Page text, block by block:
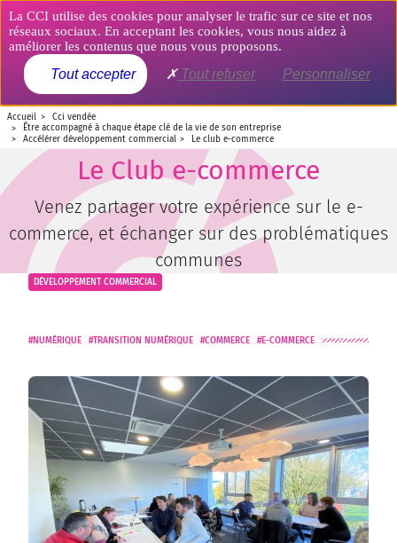
Aller
au
contenu
principal
MENU
accueil
cci vendée
être accompagné à chaque étape clé de la vie de son entreprise
accélérer développement commercial
le club e-commerce
Le Club e-commerce
Venez partager votre expérience sur le e-
commerce, et échanger sur des problématiques
communes
DÉVELOPPEMENT COMMERCIAL
NUMÉRIQUE TRANSITION NUMÉRIQUE COMMERCE E-COMMERCE
Panneau de gestion des cookies
La CCI utilise des cookies pour analyser le trafic sur ce site et nos
réseaux sociaux. En acceptant les cookies, vous nous aidez à
améliorer les contenus que nous vous proposons.
Tout accepter Tout refuser Personnaliser